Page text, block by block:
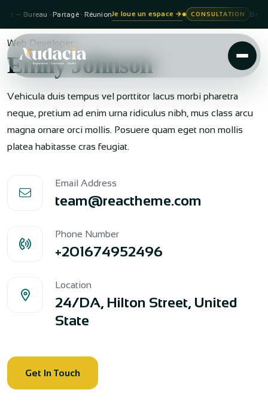
Bureau · Partagé · RéunionJe loue un espace→ CONSULTATION Besoin
Web Developer
Emily Johnson
Vehicula duis tempus vel porttitor lacus morbi pharetra
neque, pretium ad enim urna ridiculus nibh, mus class arcu
magna ornare orci mollis. Posuere quam eget non mollis
platea habitasse cras feugiat.
Email Address
team@reactheme.com
Phone Number
+201674952496
Location
24/DA, Hilton Street, United
State
Get In Touch